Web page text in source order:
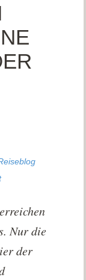
Nur die
der